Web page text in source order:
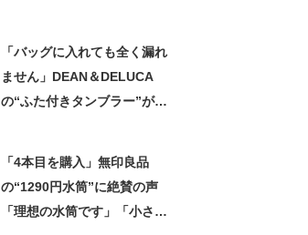
「バッグに入れても全く漏れ
ません」DEAN＆DELUCA
の“ふた付きタンブラー”が高
「4本目を購入」無印良品
の“1290円水筒”に絶賛の声
「理想の水筒です」「小さす